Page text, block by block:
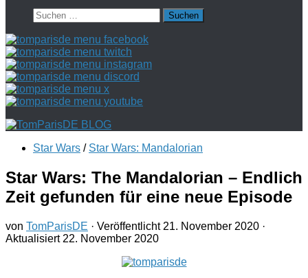
Suchen
nach:
Star Wars / Star Wars: Mandalorian
Star Wars: The Mandalorian – Endlich
Zeit gefunden für eine neue Episode
von TomParisDE · Veröffentlicht 21. November 2020 ·
Aktualisiert 22. November 2020